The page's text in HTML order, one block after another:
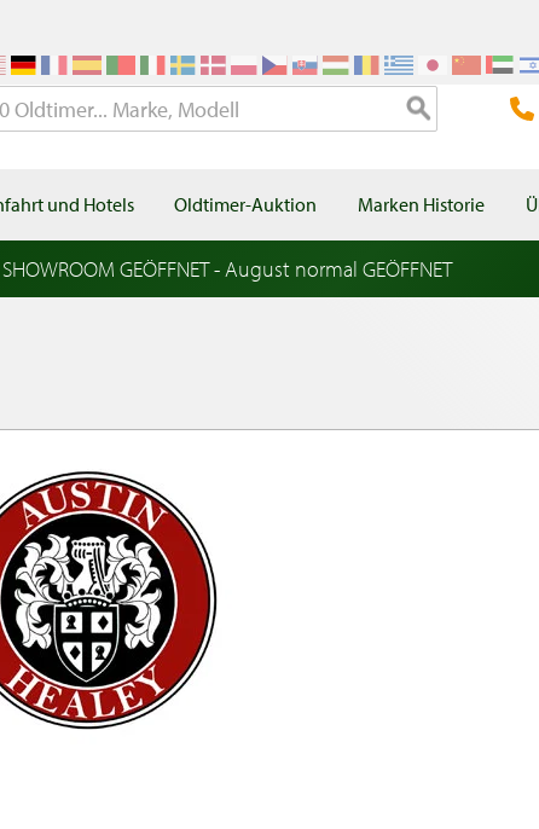
und Hotels Oldtimer-Auktion Marken Historie
GEÖFFNET - August normal GEÖFFNET